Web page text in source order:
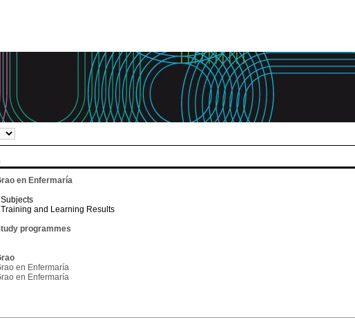
en Enfermaría
Subjects
Training and Learning Results
programmes
en Enfermaría
en Enfermaría